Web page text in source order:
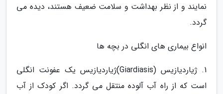
نمایند و از نظر بهداشت و سلامت ضعیف هستند، دیده می
گردد.
انواع بیماری های انگلی در بچه ها
1. ژیاردیازیس (Giardiasis)ژیاردیازیس یک عفونت انگلی
است که از راه آب آلوده منتقل می گردد. اگر کودک از آب